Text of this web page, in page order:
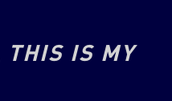
THIS IS MY